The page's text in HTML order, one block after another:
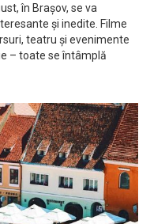
în Brașov, se va
și inedite. Filme
teatru și evenimente
– toate se întâmplă